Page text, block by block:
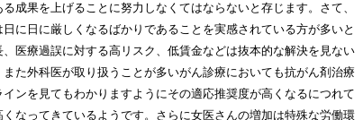
成果を上げることに努力しなくてはならないと存じます。さて、
に日に厳しくなるばかりであることを実感されている方が多いと
医療過誤に対する高リスク、低賃金などは抜本的な解決を見ない
た外科医が取り扱うことが多いがん診療においても抗がん剤治療
ンを見てもわかりますようにその適応推奨度が高くなるにつれて
なってきているようです。さらに女医さんの増加は特殊な労働環